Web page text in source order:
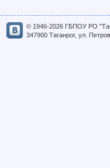
© 1946-2026 ГБПОУ РО
347900 Таганрог, ул.